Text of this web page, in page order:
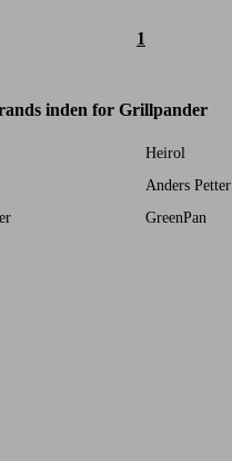
1
inden for Grillpander
Heirol
Anders Petter
GreenPan